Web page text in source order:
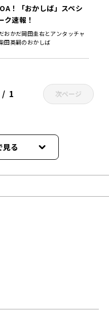
！「おかしば」スペシ
ク速報！
おかだ岡田圭右とアンタッチャ
田英嗣のおかしば
1 次ページ
見る